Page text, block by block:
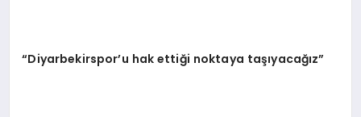
“Diyarbekirspor’u hak ettiği noktaya taşıyacağız”